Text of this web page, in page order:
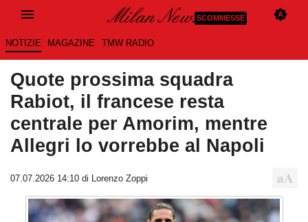
SCOMMESSE
NOTIZIE MAGAZINE TMW RADIO
Quote prossima squadra
Rabiot, il francese resta
centrale per Amorim, mentre
Allegri lo vorrebbe al Napoli
07.07.2026 14:10 di Lorenzo Zoppi